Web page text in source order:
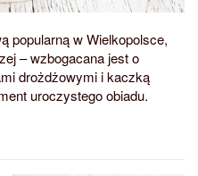
popularną w Wielkopolsce,
– wzbogacana jest o
drożdżowymi i kaczką
uroczystego obiadu.